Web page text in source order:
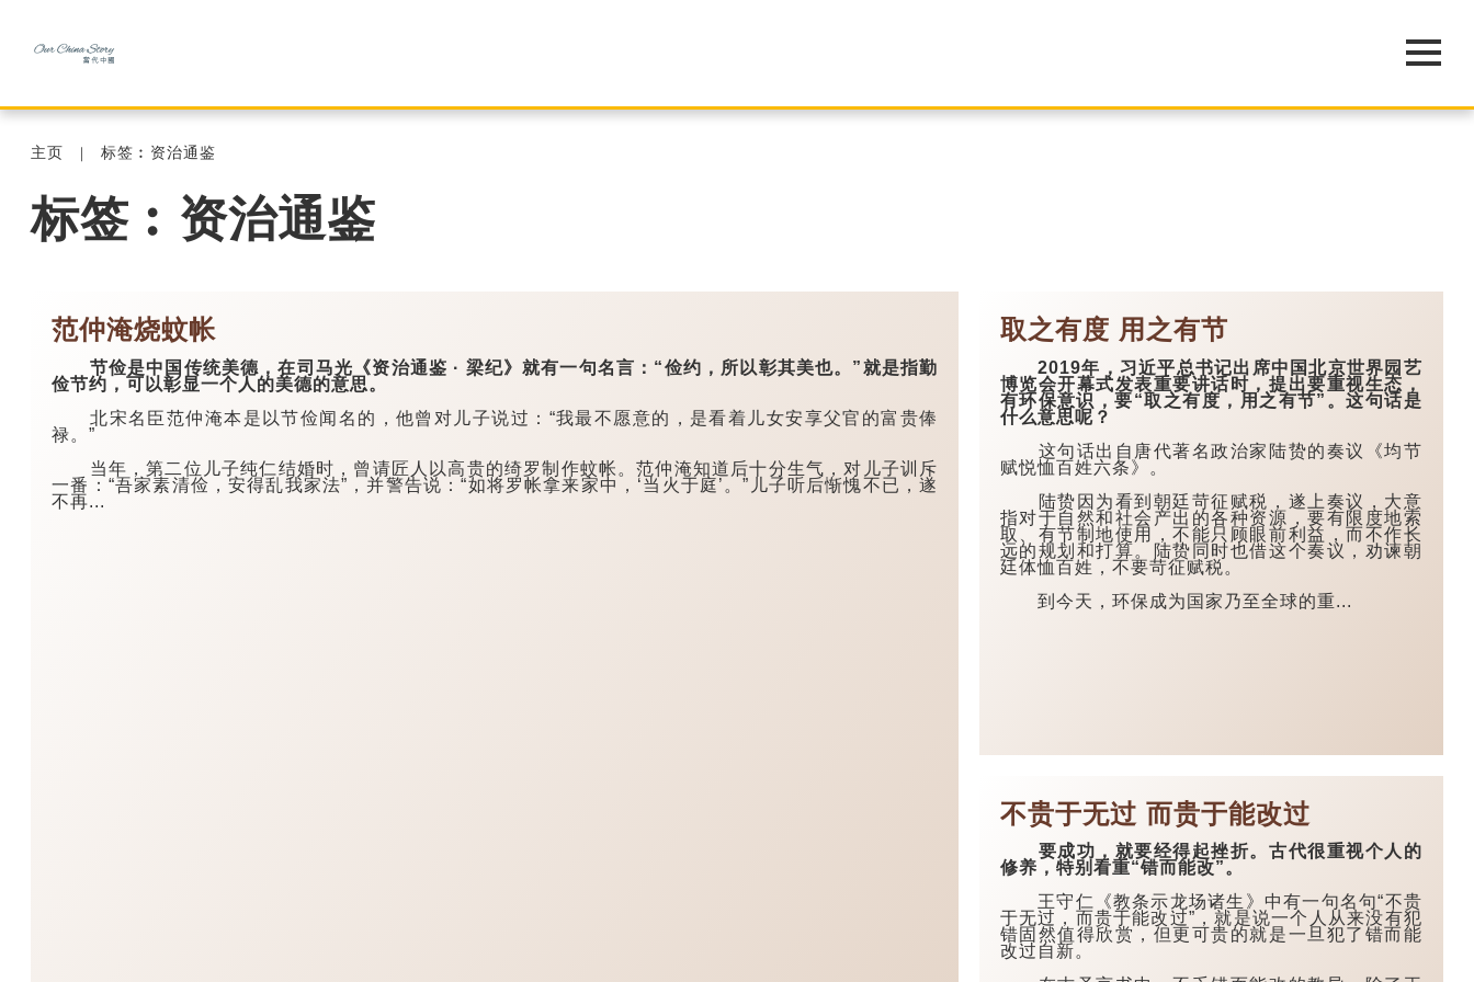
主页 标签︰资治通鉴
标签︰资治通鉴
范仲淹烧蚊帐
节俭是中国传统美德，在司马光《资治通鉴 · 梁纪》就有一句名言：“俭约，所以彰其美也。”就是指勤
俭节约，可以彰显一个人的美德的意思。
北宋名臣范仲淹本是以节俭闻名的，他曾对儿子说过：“我最不愿意的，是看着儿女安享父官的富贵俸
禄。”
当年，第二位儿子纯仁结婚时，曾请匠人以高贵的绮罗制作蚊帐。范仲淹知道后十分生气，对儿子训斥
一番：“吾家素清俭，安得乱我家法”，并警告说：“如将罗帐拿来家中，‘当火于庭’。”儿子听后惭愧不已，遂
不再...
取之有度 用之有节
2019年，习近平总书记出席中国北京世界园艺
博览会开幕式发表重要讲话时，提出要重视生态，
有环保意识，要“取之有度，用之有节”。这句话是
什么意思呢？
这句话出自唐代著名政治家陆贽的奏议《均节
赋悦恤百姓六条》。
陆贽因为看到朝廷苛征赋税，遂上奏议，大意
指对于自然和社会产出的各种资源，要有限度地索
取、有节制地使用，不能只顾眼前利益，而不作长
远的规划和打算。陆贽同时也借这个奏议，劝谏朝
廷体恤百姓，不要苛征赋税。
到今天，环保成为国家乃至全球的重...
不贵于无过 而贵于能改过
要成功，就要经得起挫折。古代很重视个人的
修养，特别看重“错而能改”。
王守仁《教条示龙场诸生》中有一句名句“不贵
于无过，而贵于能改过”，就是说一个人从来没有犯
错固然值得欣赏，但更可贵的就是一旦犯了错而能
改过自新。